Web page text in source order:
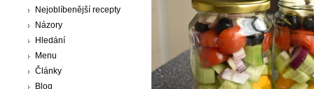
Nejoblíbenější recepty
Názory
Hledání
Menu
Články
Blog